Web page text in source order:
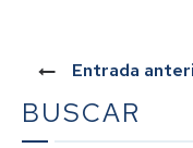
Entrada
BUSCAR